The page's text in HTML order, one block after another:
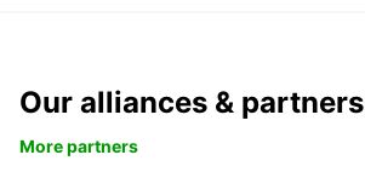
Our alliances & partners
More partners